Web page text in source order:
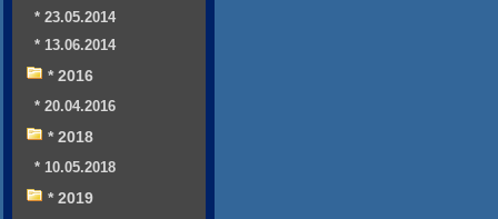
* 23.05.2014
* 13.06.2014
* 2016
* 20.04.2016
* 2018
* 10.05.2018
* 2019